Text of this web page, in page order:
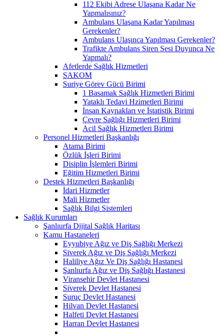
112 Ekibi Adrese Ulaşana Kadar Ne
Yapmalısınız?
Ambulans Ulaşana Kadar Yapılması
Gerekenler?
Ambulans Ulaşınca Yapılması Gerekenler?
Trafikte Ambulans Siren Sesi Duyunca Ne
Yapmalı?
Afetlerde Sağlık Hizmetleri
SAKOM
Suriye Görev Gücü Birimi
1 Basamak Sağlık Hizmetleri Birimi
Yataklı Tedavi Hzimetleri Birimi
İnsan Kaynakları ve İstatistik Birimi
Çevre Sağlığı Hizmetleri Birimi
Acil Sağlık Hizmetleri Birimi
Personel Hizmetleri Başkanlığı
Atama Birimi
Özlük İşleri Birimi
Disiplin İşlemleri Birimi
Eğitim Hizmetleri Birimi
Destek Hizmetleri Başkanlığı
İdari Hizmetler
Mali Hizmetler
Sağlık Bilgi Sistemleri
Sağlık Kurumları
Şanlıurfa Dijital Sağlık Haritası
Kamu Hastaneleri
Eyyubiye Ağız ve Diş Sağlığı Merkezi
Siverek Ağız ve Diş Sağlığı Merkezi
Haliliye Ağız Ve Diş Sağlığı Hastanesi
Şanlıurfa Ağız ve Diş Sağlığı Hastanesi
Viransehir Devlet Hastanesi
Siverek Devlet Hastanesi
Suruç Devlet Hastanesi
Hilvan Devlet Hastanesi
Halfeti Devlet Hastanesi
Harran Devlet Hastanesi